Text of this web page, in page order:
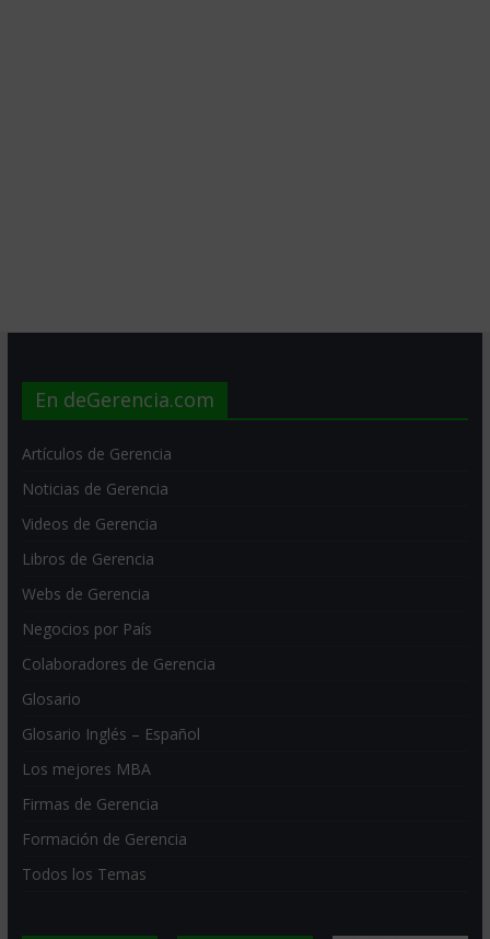
En deGerencia.com
Artículos de Gerencia
Noticias de Gerencia
Videos de Gerencia
Libros de Gerencia
Webs de Gerencia
Negocios por País
Colaboradores de Gerencia
Glosario
Glosario Inglés – Español
Los mejores MBA
Firmas de Gerencia
Formación de Gerencia
Todos los Temas